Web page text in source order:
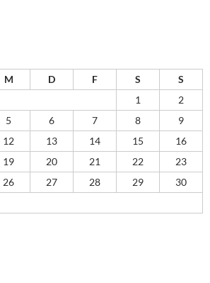
M D F S
S
1
2
5 6 7 8
9
12 13 14 15
16
19 20 21 22
23
26 27 28 29
30